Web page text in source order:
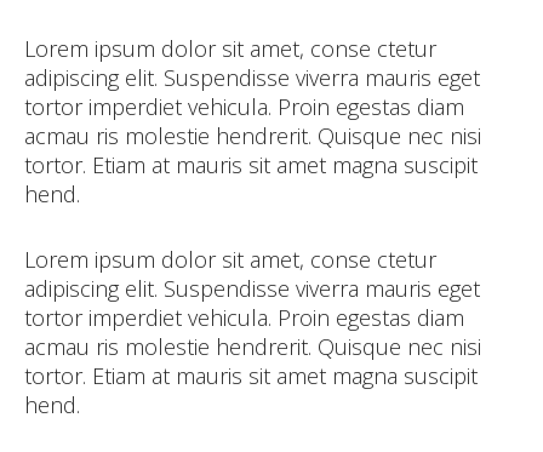
Lorem ipsum dolor sit amet, conse ctetur
adipiscing elit. Suspendisse viverra mauris eget
tortor imperdiet vehicula. Proin egestas diam
acmau ris molestie hendrerit. Quisque nec nisi
tortor. Etiam at mauris sit amet magna suscipit
hend.
Lorem ipsum dolor sit amet, conse ctetur
adipiscing elit. Suspendisse viverra mauris eget
tortor imperdiet vehicula. Proin egestas diam
acmau ris molestie hendrerit. Quisque nec nisi
tortor. Etiam at mauris sit amet magna suscipit
hend.